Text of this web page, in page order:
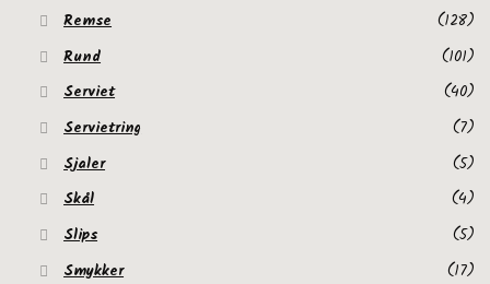
Remse
(128)
Rund
(101)
Serviet
(40)
Servietring
(7)
Sjaler
(5)
Skål
(4)
Slips
(5)
Smykker
(17)